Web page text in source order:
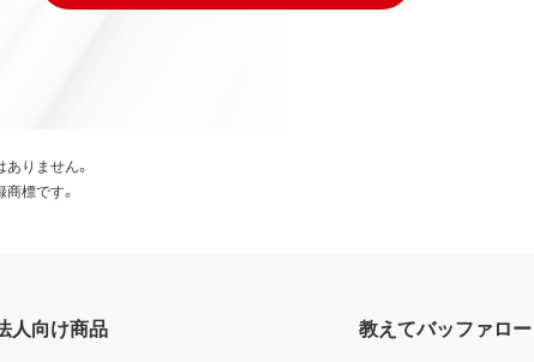
りません。
標です。
人向け商品 教えてバッファロー